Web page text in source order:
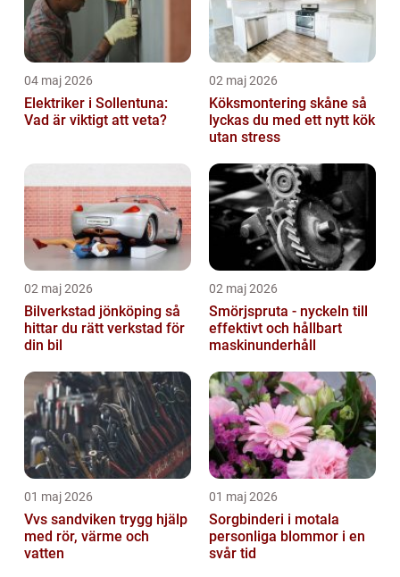
04 maj 2026
Elektriker i Sollentuna:
Vad är viktigt att veta?
02 maj 2026
Köksmontering skåne så
lyckas du med ett nytt kök
utan stress
02 maj 2026
Bilverkstad jönköping så
hittar du rätt verkstad för
din bil
02 maj 2026
Smörjspruta - nyckeln till
effektivt och hållbart
maskinunderhåll
01 maj 2026
Vvs sandviken trygg hjälp
med rör, värme och
vatten
01 maj 2026
Sorgbinderi i motala
personliga blommor i en
svår tid